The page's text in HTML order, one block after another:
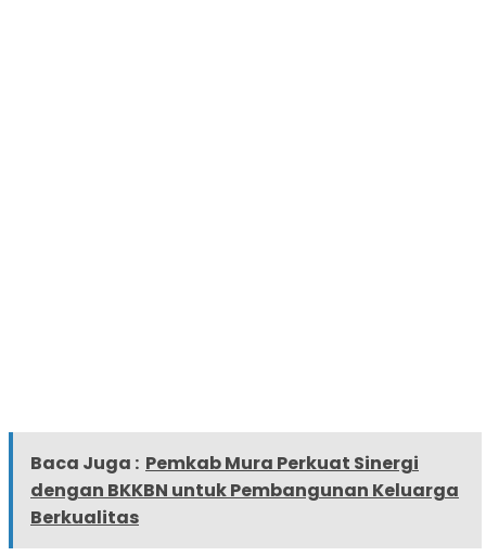
Baca Juga : Pemkab Mura Perkuat Sinergi
dengan BKKBN untuk Pembangunan Keluarga
Berkualitas